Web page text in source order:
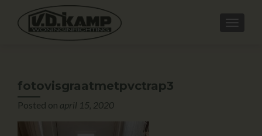
fotovisgraatmetpvctrap3
Posted on april 15, 2020